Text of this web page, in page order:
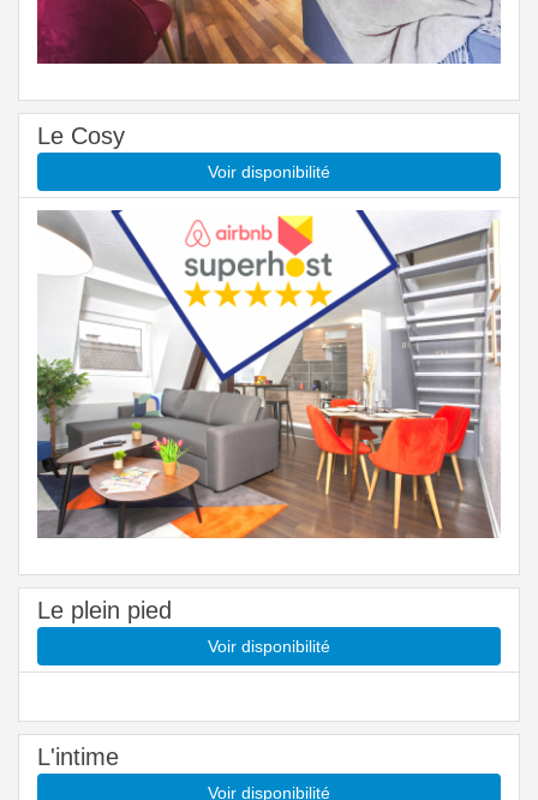
Le Cosy
Voir disponibilité
Le plein pied
Voir disponibilité
L'intime
Voir disponibilité